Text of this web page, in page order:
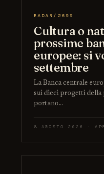
RADAR/2699
Cultura o
prossime
europee: si
settembre
La Banca centrale
sui dieci progetti della
portano…
8 AGOSTO 2026 ·